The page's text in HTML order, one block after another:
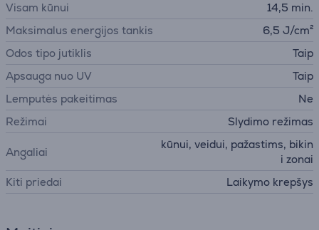
Visam kūnui
14,5 min.
Maksimalus energijos tankis
6,5 J/cm²
Odos tipo jutiklis
Taip
Apsauga nuo UV
Taip
Lemputės pakeitimas
Ne
Režimai
Slydimo režimas
Angaliai
kūnui, veidui, pažastims, bikin
i zonai
Kiti priedai
Laikymo krepšys